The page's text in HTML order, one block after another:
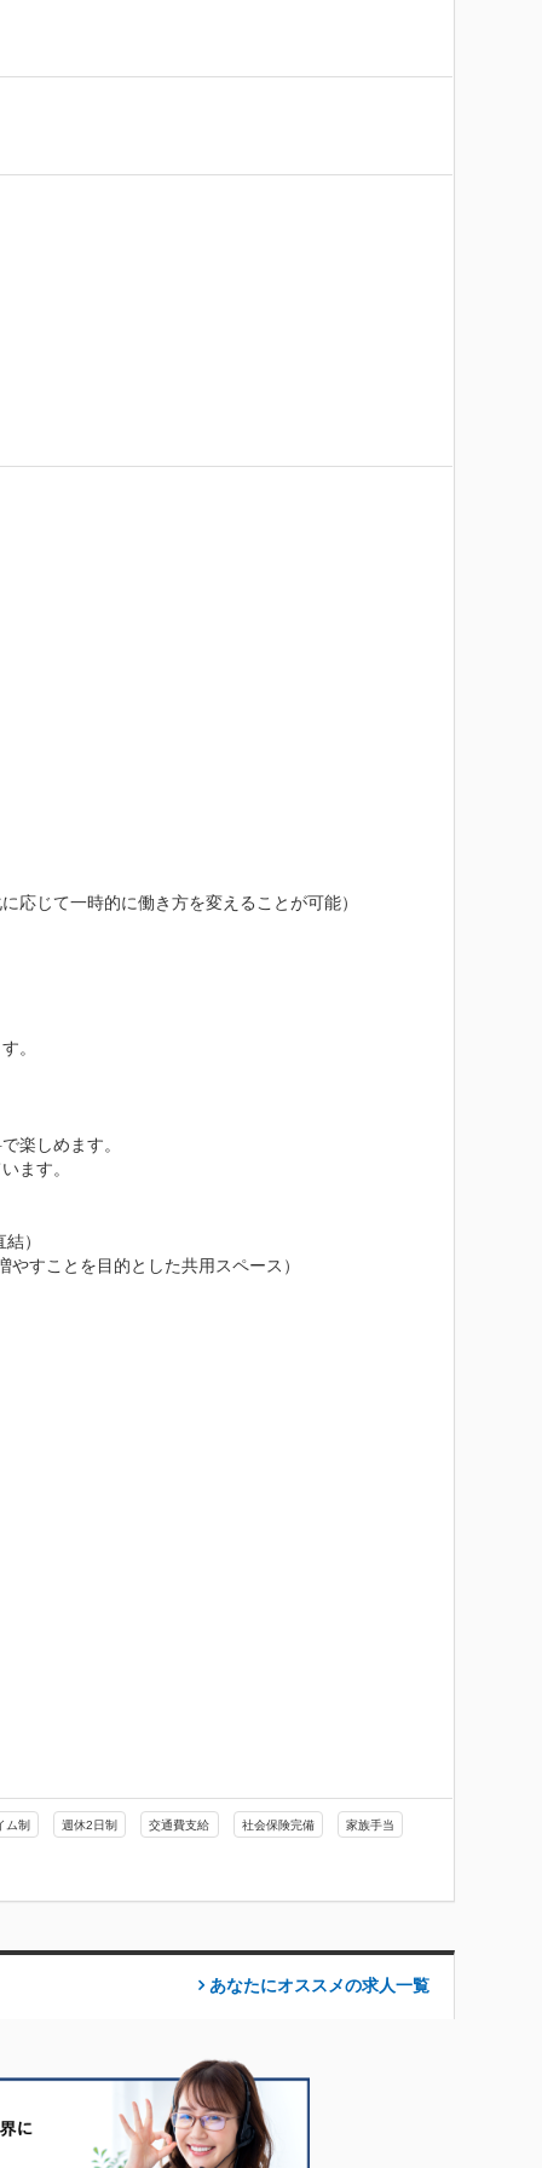
応じて一時的に働き方を変えることが可能）
。
楽しめます。
ます。
）
すことを目的とした共用スペース）
ム制 週休2日制 交通費支給 社会保険完備 家族手当
あなたにオススメの求人一覧